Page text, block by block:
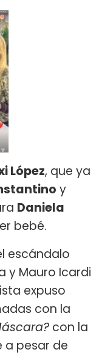
López, que ya
y
Daniela
bebé.
escándalo
y Mauro Icardi
expuso
con la
con la
a pesar de